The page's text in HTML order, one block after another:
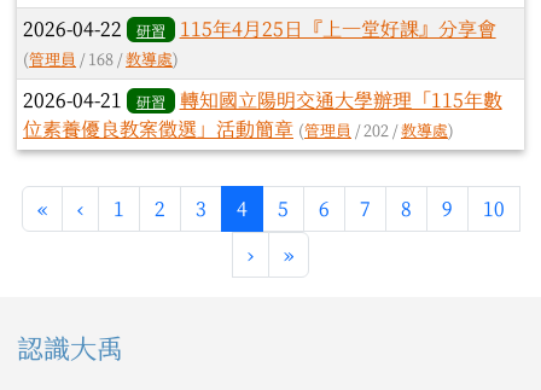
2026-04-22 研習 115年4月25日『上一堂好課』分享會
(管理員 / 168 /教導處)
2026-04-21 研習
轉知國立陽明交通大學辦理「115年數
位素養優良教案徵選」活動簡章 (管理員 / 202 /教導處)
«第一頁
‹上一頁
1 2 3 4(目前頁次)
5 6 7 8 9 10
›下一頁
»最後頁
左邊區域內容
認識大禹